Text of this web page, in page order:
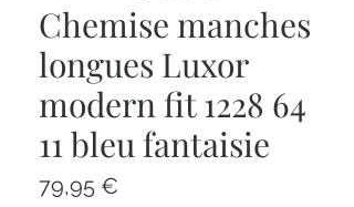
Chemise manches
longues Luxor
modern fit 1228 64
11 bleu fantaisie
79,95 €